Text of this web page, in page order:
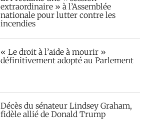
extraordinaire » à l’Assemblée
nationale pour lutter contre les
incendies
« Le droit à l’aide à mourir »
définitivement adopté au Parlement
Décès du sénateur Lindsey Graham,
fidèle allié de Donald Trump